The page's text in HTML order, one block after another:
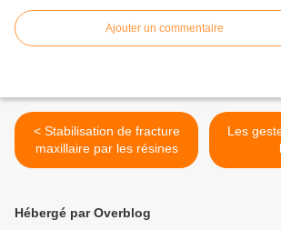
Ajouter un commentaire
< Stabilisation de fracture
maxillaire par les résines
Les
Hébergé par Overblog